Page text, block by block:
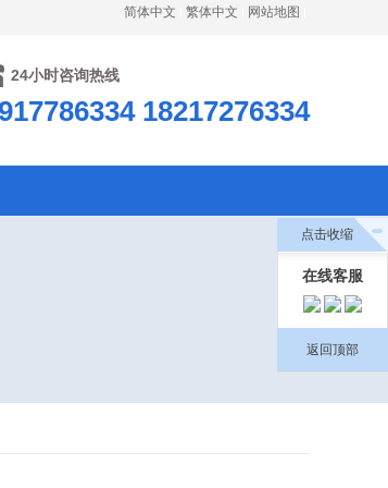
简体中文 繁体中文 网站地图
24小时咨询热线
18217276334
点击收缩
在线客服
返回顶部